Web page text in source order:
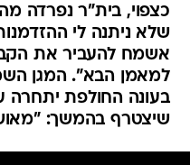
כצפוי, בית"ר נפרדה
שלא ניתנה לי
אשמח להעביר את
למאמן הבא". המגן
בעונה החולפת יתחרה
שיצטרף בהמשך: